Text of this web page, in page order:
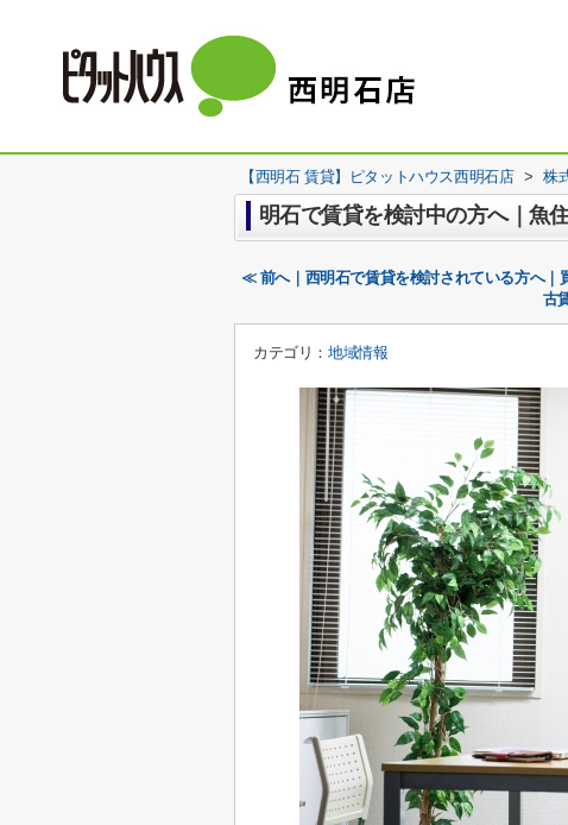
【西明石 賃貸】ピタットハウス西明石店 > 株
明石で賃貸を検討中の方へ｜魚
≪ 前へ｜西明石で賃貸を検討されている方へ｜
古
カテゴリ：地域情報